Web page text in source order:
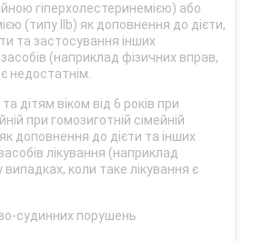
гіперхолестеринемією) або
(типу IІb) як доповнення до дієти,
та застосування інших
(наприклад фізичних вправ,
недостатнім.
дітям віком від 6 років при
при гомозиготній сімейній
доповнення до дієти та інших
лікування (наприклад
коли таке лікування є
судинних порушень